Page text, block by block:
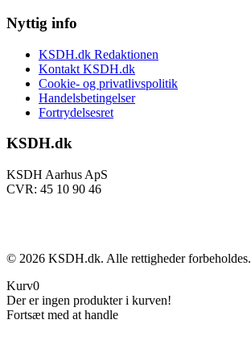
Nyttig info
KSDH.dk Redaktionen
Kontakt KSDH.dk
Cookie- og privatlivspolitik
Handelsbetingelser
Fortrydelsesret
KSDH.dk
KSDH Aarhus ApS
CVR: 45 10 90 46
© 2026 KSDH.dk. Alle rettigheder forbeholdes.
Kurv0
Der er ingen produkter i kurven!
Fortsæt med at handle